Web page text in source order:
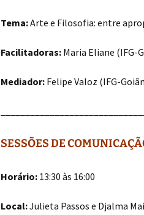
Tema:Arte e Filosofia: entre
Facilitadoras: Maria Eliane (IFG-
Mediador: Felipe Valoz (IFG-
SESSÕES DE
Horário: 13:30 às 16:00
Local:Julieta Passos e Djalma